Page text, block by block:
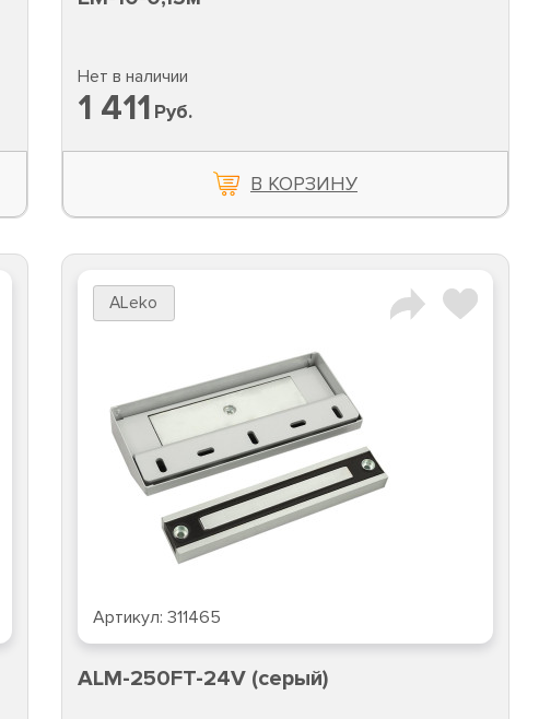
Нет в наличии
1 411 Руб.
В КОРЗИНУ
ALeko
Артикул: 311465
ALM-250FT-24V (серый)